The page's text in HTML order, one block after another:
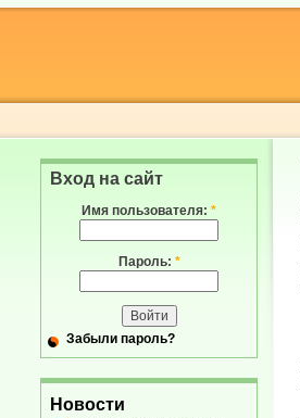
Вход на сайт
Имя пользователя: *
Пароль: *
Забыли пароль?
Новости